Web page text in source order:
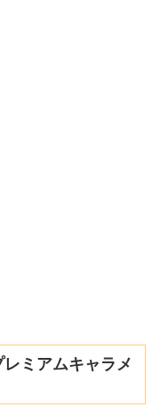
ミアムキャラメ